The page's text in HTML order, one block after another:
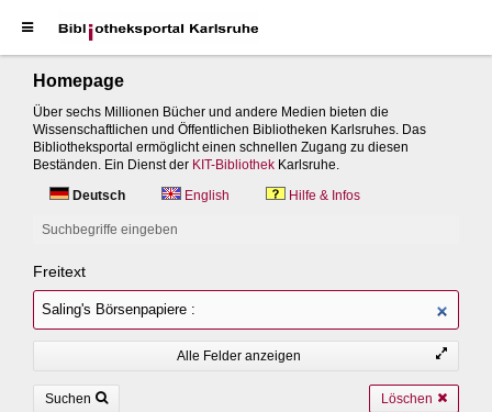
Homepage
Über sechs Millionen Bücher und andere Medien bieten die
Wissenschaftlichen und Öffentlichen Bibliotheken Karlsruhes. Das
Bibliotheksportal ermöglicht einen schnellen Zugang zu diesen
Beständen. Ein Dienst der KIT-Bibliothek Karlsruhe.
Deutsch
English Hilfe & Infos
Suchbegriffe eingeben
Freitext
Alle Felder anzeigen
Suchen Löschen